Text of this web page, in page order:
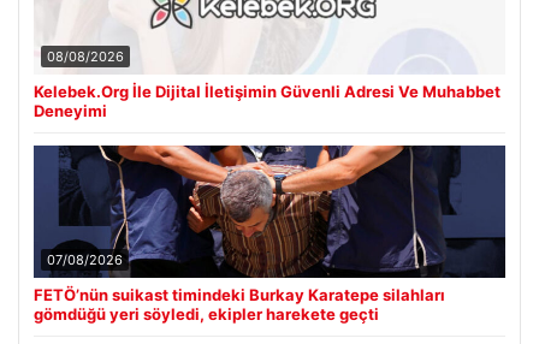
08/08/2026
Kelebek.Org İle Dijital İletişimin Güvenli Adresi Ve Muhabbet
Deneyimi
07/08/2026
FETÖ’nün suikast timindeki Burkay Karatepe silahları
gömdüğü yeri söyledi, ekipler harekete geçti